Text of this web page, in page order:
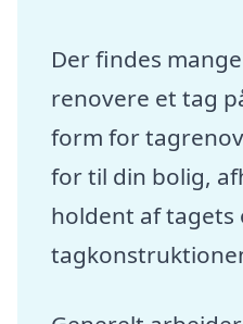
Der findes
renovere et tag
form for
for til din bolig,
holdent af tagets